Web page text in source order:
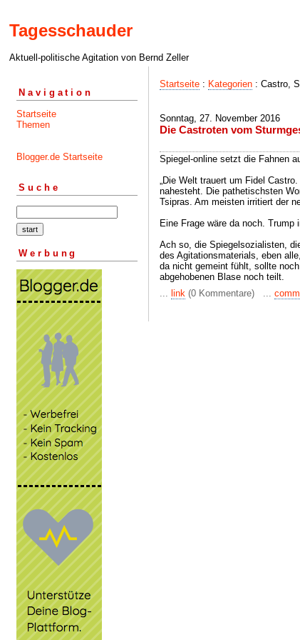
Tagesschauder
Aktuell-politische Agitation von Bernd Zeller
Navigation
Startseite
Themen
Blogger.de Startseite
Suche
Werbung
Startseite : Kategorien : Castro,
Sonntag, 27. November 2016
Die Castroten vom
Spiegel-online setzt die Fahnen
„Die Welt trauert um Fidel
nahesteht. Die pathetischsten
Tsipras. Am meisten irritiert der
Eine Frage wäre da noch. Trump
Ach so, die Spiegelsozialisten,
des Agitationsmaterials, eben
da nicht gemeint fühlt, sollte
abgehobenen Blase noch teilt.
... link (0 Kommentare) ...